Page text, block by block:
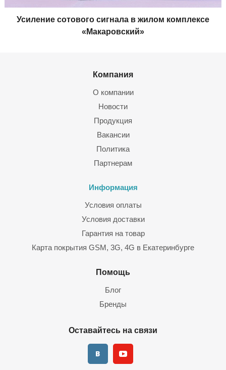
Усиление сотового сигнала в жилом комплексе
«Макаровский»
Компания
О компании
Новости
Продукция
Вакансии
Политика
Партнерам
Информация
Условия оплаты
Условия доставки
Гарантия на товар
Карта покрытия GSM, 3G, 4G в Екатеринбурге
Помощь
Блог
Бренды
Оставайтесь на связи